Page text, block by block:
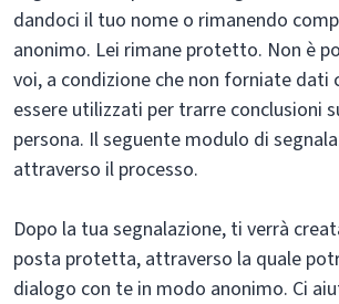
dandoci il tuo nome o rimanendo
anonimo. Lei rimane protetto. Non è
voi, a condizione che non forniate dati
essere utilizzati per trarre conclusioni
persona. Il seguente modulo di
attraverso il processo.
Dopo la tua segnalazione, ti verrà
posta protetta, attraverso la quale
dialogo con te in modo anonimo. Ci